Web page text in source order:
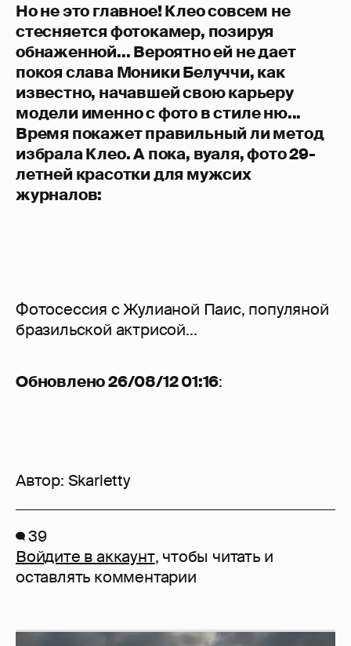
Но не это главное! Клео совсем не
стесняется фотокамер, позируя
обнаженной... Вероятно ей не дает
покоя слава Моники Белуччи, как
известно, начавшей свою карьеру
модели именно с фото в стиле ню...
Время покажет правильный ли метод
избрала Клео. А пока, вуаля, фото 29-
летней красотки для мужсих
журналов:
Фотосессия с Жулианой Паис, популяной
бразильской актрисой...
Обновлено 26/08/12 01:16:
Автор: Skarletty
39
Войдите в аккаунт, чтобы читать и
оставлять комментарии